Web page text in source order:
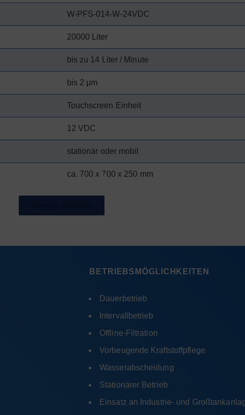
W-PFS-014-W-24VDC
20000 Liter
bis zu 14 Liter / Minute
bis 2 µm
Touchscreen Einheit
12 VDC
stationär oder mobil
ca. 700 x 700 x 250 mm
BETRIEBSMÖGLICHKEITEN
Dauerbetrieb
Intervallbetrieb
Offline-Filtration
Vorbeugende Kraftstoffpflege
Wasserabscheidung
Stationärer Betrieb
Einsatz an Industrie- und